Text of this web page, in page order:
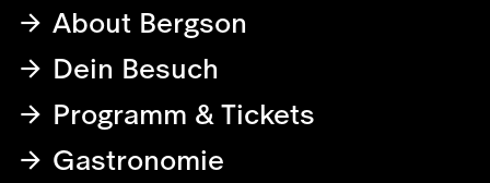
About Bergson
Dein Besuch
Programm & Tickets
Gastronomie